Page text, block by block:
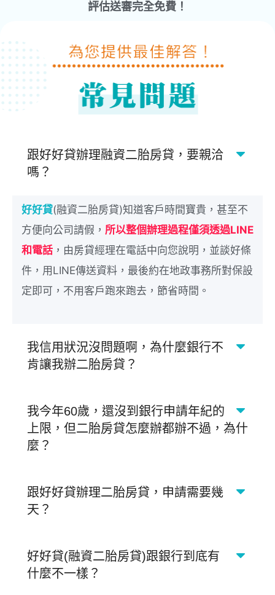
評估送審完全免費！
跟好好貸辦理融資二胎房貸，要親洽
嗎？
好好貸(融資二胎房貸)知道客戶時間寶貴，甚至不
方便向公司請假， 所以整個辦理過程僅須透過LINE
和電話 ，由房貸經理在電話中向您說明，並談好條
件，用LINE傳送資料，最後約在地政事務所對保設
定即可，不用客戶跑來跑去，節省時間。
我信用狀況沒問題啊，為什麼銀行不
肯讓我辦二胎房貸？
我今年60歲，還沒到銀行申請年紀的
上限，但二胎房貸怎麼辦都辦不過，為什
麼？
跟好好貸辦理二胎房貸，申請需要幾
天？
好好貸(融資二胎房貸)跟銀行到底有
什麼不一樣？